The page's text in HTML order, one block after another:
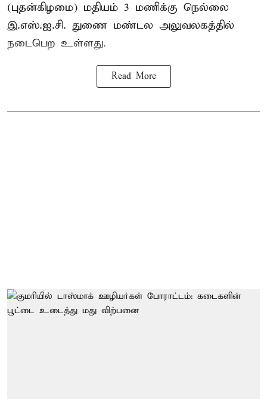
(புதன்கிழமை) மதியம் 3 மணிக்கு நெல்லை
இ.எஸ்.ஐ.சி. துணை மண்டல அலுவலகத்தில்
நடைபெற உள்ளது.
Read More